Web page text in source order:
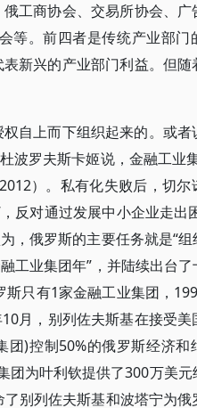
工商协会、交易所协会、广
等。前四者是传统产业部门
新兴的产业部门利益。但随
自上而下组织起来的。或者
波罗夫斯卡姬说，金融工业
）。私有化失败后，切尔
反对通过发展中小企业走出
，俄罗斯的主要任务就是“
工业集团年”，并陆续出台
只有1家金融工业集团，
月，别列佐夫斯基在接受
团)控制50%的俄罗斯经济和
团为叶利钦提供了300万美元
别列佐夫斯基和波塔宁为俄